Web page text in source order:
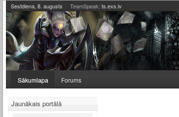
Sestdiena, 8. augusts TeamSpeak: ts.exs.lv
Sākumlapa Forums
Jaunākais portālā